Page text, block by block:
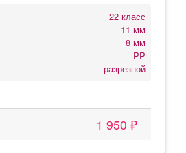
22 класс
11 мм
8 мм
PP
разрезной
1 950 ₽